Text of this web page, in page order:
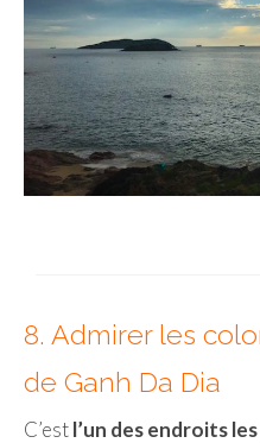
8. Admirer les
de Ganh Da Dia
C’estl’un des endroits